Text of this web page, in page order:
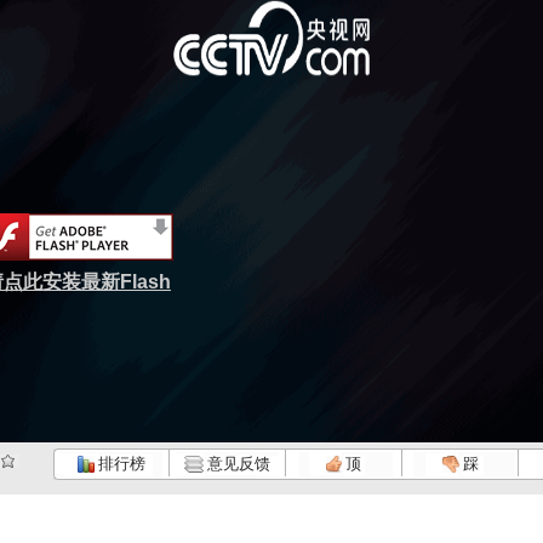
点此安装最新Flash
排行榜 意见反馈 顶 踩